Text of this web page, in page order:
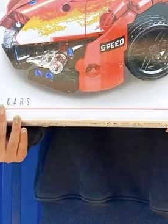
Ninja Cho Bé Siêu To Gọi Để Nhận
điện thoại để chúng tôi sẽ gọi xác
hàng. Xin cảm ơn!
nhau giảm 10%.
nhau giảm 15%.
nhau trở lên giảm 30%